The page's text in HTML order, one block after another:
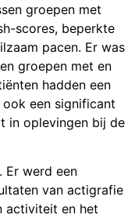
groepen met
scores, beperkte
pacen. Er was
groepen met en
hadden een
een significant
in oplevingen bij de
Er werd een
van actigrafie
activiteit en het